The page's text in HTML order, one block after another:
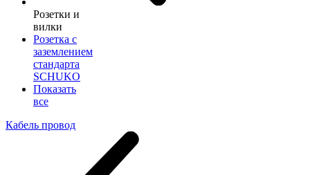
Розетки и
вилки
Розетка с
заземлением
стандарта
SCHUKO
Показать
все
Кабель провод